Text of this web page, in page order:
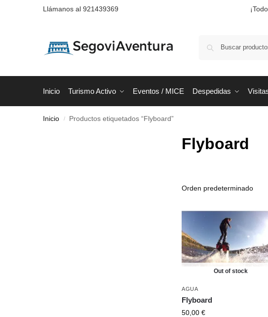
Llámanos al 921439369
Inicio Turismo Activo Eventos / MICE Despedidas
Inicio / Productos etiquetados “Flyboard”
Flyboard
Out of stock
AGUA
Flyboard
50,00 €